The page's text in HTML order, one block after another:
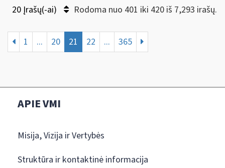
20 Įrašų(-ai) Rodoma nuo 401 iki 420 iš 7,293 irašų.
1 ... 20 21 22 ... 365
APIE VMI
Misija, Vizija ir Vertybės
Struktūra ir kontaktinė informacija